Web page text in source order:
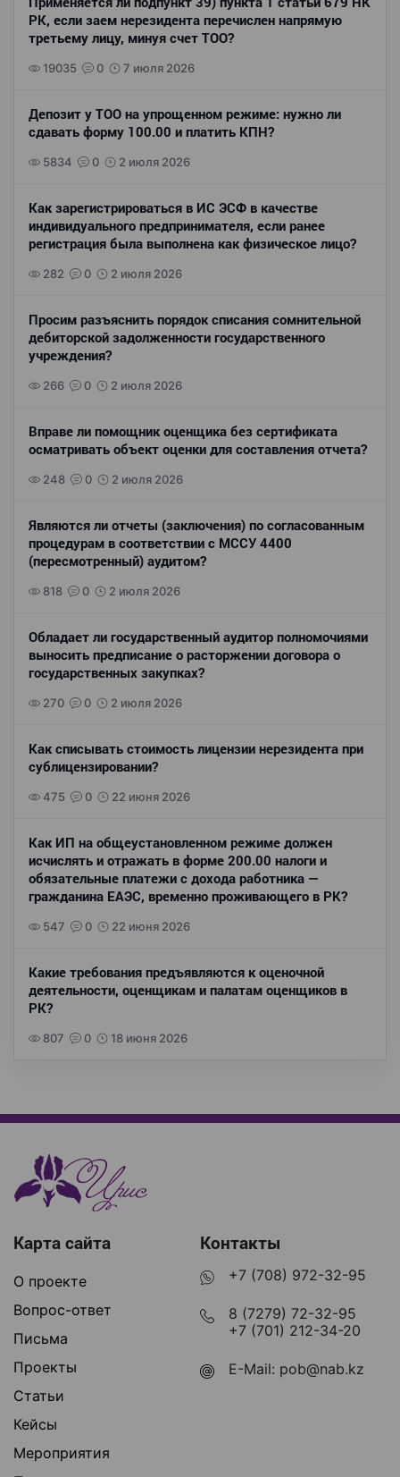
РК, если заем нерезидента перечислен напрямую
третьему лицу, минуя счет ТОО?
19035 0 7 июля 2026
Депозит у ТОО на упрощенном режиме: нужно ли
сдавать форму 100.00 и платить КПН?
5834 0 2 июля 2026
Как зарегистрироваться в ИС ЭСФ в качестве
индивидуального предпринимателя, если ранее
регистрация была выполнена как физическое лицо?
282 0 2 июля 2026
Просим разъяснить порядок списания сомнительной
дебиторской задолженности государственного
учреждения?
266 0 2 июля 2026
Вправе ли помощник оценщика без сертификата
осматривать объект оценки для составления отчета?
248 0 2 июля 2026
Являются ли отчеты (заключения) по согласованным
процедурам в соответствии с МССУ 4400
(пересмотренный) аудитом?
818 0 2 июля 2026
Обладает ли государственный аудитор полномочиями
выносить предписание о расторжении договора о
государственных закупках?
270 0 2 июля 2026
Как списывать стоимость лицензии нерезидента при
сублицензировании?
475 0 22 июня 2026
Как ИП на общеустановленном режиме должен
исчислять и отражать в форме 200.00 налоги и
обязательные платежи с дохода работника —
гражданина ЕАЭС, временно проживающего в РК?
547 0 22 июня 2026
Какие требования предъявляются к оценочной
деятельности, оценщикам и палатам оценщиков в
РК?
807 0 18 июня 2026
Карта сайта
О проекте
Вопрос-ответ
Письма
Проекты
Статьи
Кейсы
Мероприятия
Контакты
+7 (708) 972-32-95
8 (7279) 72-32-95
+7 (701) 212-34-20
E-Mail: pob@nab.kz